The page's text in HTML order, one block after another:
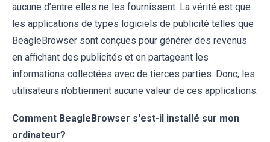
aucune d’entre elles ne les fournissent. La vérité est que
les applications de types logiciels de publicité telles que
BeagleBrowser sont conçues pour générer des revenus
en affichant des publicités et en partageant les
informations collectées avec de tierces parties. Donc, les
utilisateurs n’obtiennent aucune valeur de ces applications.
Comment BeagleBrowser s'est-il installé sur mon
ordinateur?